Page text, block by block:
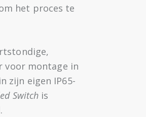
het proces te
voor montage in
zijn eigen IP65-
Switch is